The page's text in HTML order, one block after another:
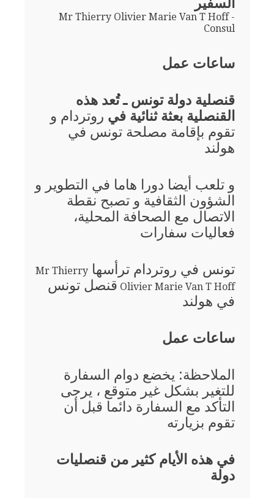
Mr Thierry Olivier Marie Van T Hoff -
Consul
ساعات عمل
قنصلية دولة تونس ـ تُعد هذه
القنصلية بعثة ثنائية في روتردام و
تقوم بإقامة مصلحة تونس في
هولند
و تلعب أيضا دورا هاما في التطوير و
الشؤون الثقافية و تصبح نقطة
الاتصال مع الصحافة المحلية،
فعاليات سفارات
تونس في روتردام ترأسها Mr Thierry
Olivier Marie Van T Hoff قنصل تونس
في هولند
ساعات عمل
الملاحظة: يخضع دوام السفارة
للتغير بشكل غير متوقع ، يرجى
التأكد مع السفارة دائما قبل أن
تقوم بزيارته
في هذه الأيام كثير من قنصليات
دولة